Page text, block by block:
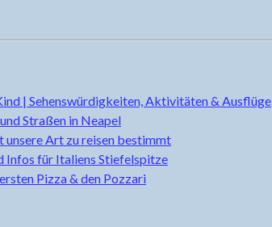
| Sehenswürdigkeiten, Aktivitäten & Ausflüge
Straßen in Neapel
unsere Art zu reisen bestimmt
Infos für Italiens Stiefelspitze
Pizza & den Pozzari